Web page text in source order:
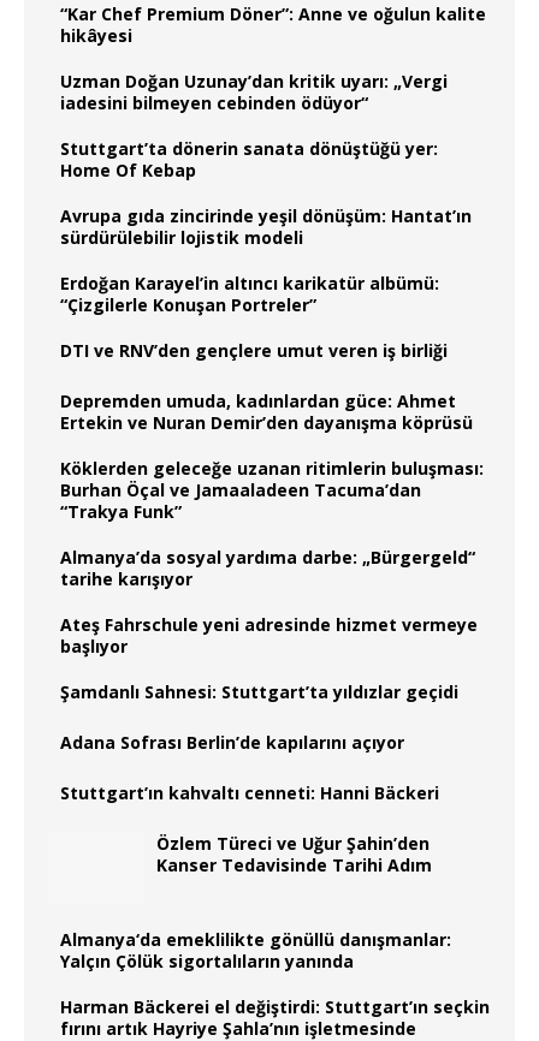
“Kar Chef Premium Döner”: Anne ve oğulun kalite
hikâyesi
Uzman Doğan Uzunay’dan kritik uyarı: „Vergi
iadesini bilmeyen cebinden ödüyor“
Stuttgart’ta dönerin sanata dönüştüğü yer:
Home Of Kebap
Avrupa gıda zincirinde yeşil dönüşüm: Hantat’ın
sürdürülebilir lojistik modeli
Erdoğan Karayel’in altıncı karikatür albümü:
“Çizgilerle Konuşan Portreler”
DTI ve RNV’den gençlere umut veren iş birliği
Depremden umuda, kadınlardan güce: Ahmet
Ertekin ve Nuran Demir’den dayanışma köprüsü
Köklerden geleceğe uzanan ritimlerin buluşması:
Burhan Öçal ve Jamaaladeen Tacuma’dan
“Trakya Funk”
Almanya’da sosyal yardıma darbe: „Bürgergeld“
tarihe karışıyor
Ateş Fahrschule yeni adresinde hizmet vermeye
başlıyor
Şamdanlı Sahnesi: Stuttgart’ta yıldızlar geçidi
Adana Sofrası Berlin’de kapılarını açıyor
Stuttgart’ın kahvaltı cenneti: Hanni Bäckeri
Özlem Türeci ve Uğur Şahin’den
Kanser Tedavisinde Tarihi Adım
Almanya‘da emeklilikte gönüllü danışmanlar:
Yalçın Çölük sigortalıların yanında
Harman Bäckerei el değiştirdi: Stuttgart’ın seçkin
fırını artık Hayriye Şahla’nın işletmesinde